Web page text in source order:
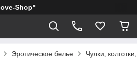
Shop"
Эротическое белье Чулки,